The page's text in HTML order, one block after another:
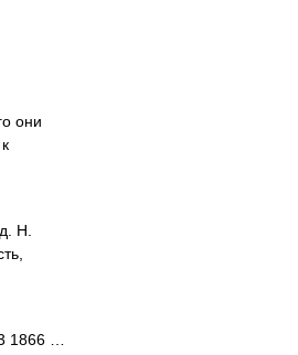
они
Н.
1866 …